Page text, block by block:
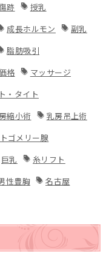
跡
授乳
成長ホルモン
副乳
脂肪吸引
格
マッサージ
・タイト
縮小術
乳房吊上術
ゴメリー腺
巨乳
糸リフト
性豊胸
名古屋